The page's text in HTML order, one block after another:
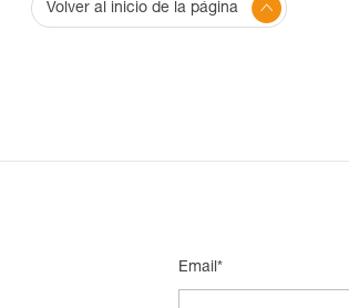
Volver al inicio de la página
Email*